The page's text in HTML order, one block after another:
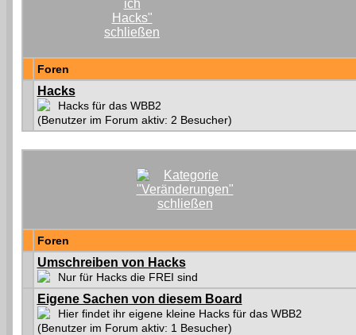
Foren
Hacks
Hacks für das WBB2
(Benutzer im Forum aktiv: 2 Besucher)
Foren
Umschreiben von Hacks
Nur für Hacks die FREI sind
Eigene Sachen von diesem Board
Hier findet ihr eigene kleine Hacks für das WBB2
(Benutzer im Forum aktiv: 1 Besucher)